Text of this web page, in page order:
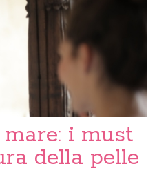
i must
della pelle